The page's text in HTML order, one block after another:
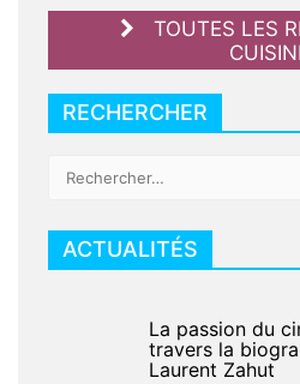
TOUTES LES
RECHERCHER
ACTUALITÉS
La passion du
travers la
Laurent Zahut